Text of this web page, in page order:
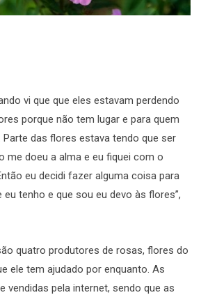
vi que que eles estavam perdendo
porque não tem lugar e para quem
Parte das flores estava tendo que ser
me doeu a alma e eu fiquei com o
eu decidi fazer alguma coisa para
eu tenho e que sou eu devo às flores”,
quatro produtores de rosas, flores do
ele tem ajudado por enquanto. As
vendidas pela internet, sendo que as